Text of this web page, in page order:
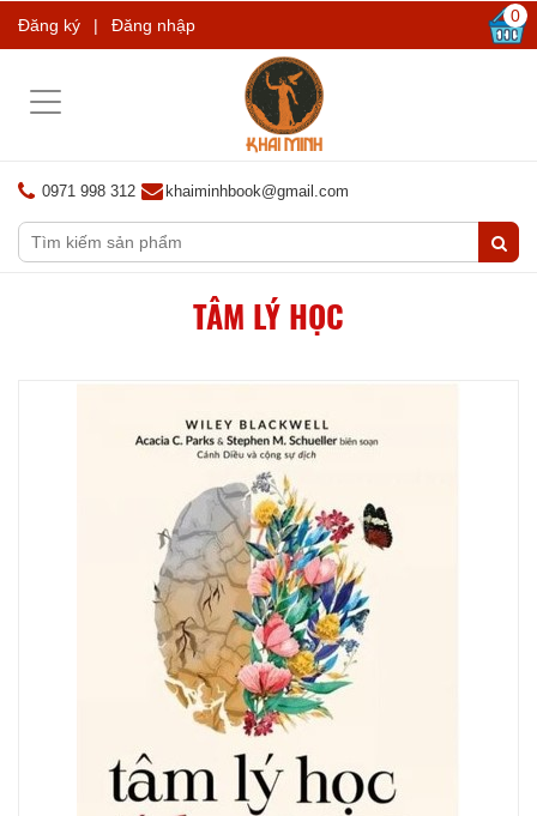
Đăng ký | Đăng nhập 0
Toggle
0971 998 312 khaiminhbook@gmail.com
TÂM LÝ HỌC